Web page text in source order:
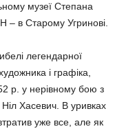
музеї Степана
– в Старому Угринові.
легендарної
і графіка,
р. у нерівному бою з
Хасевич. В уривках
уже все, але як